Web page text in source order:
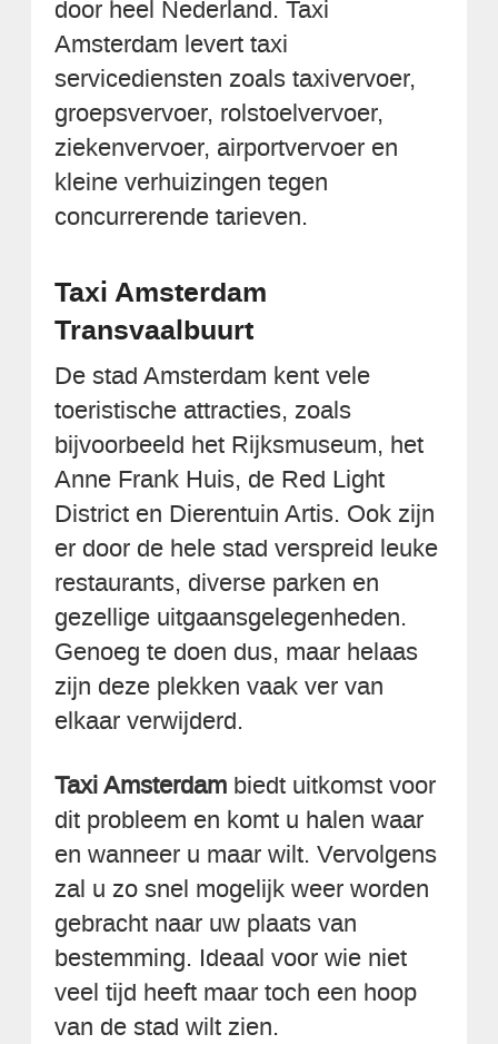
door heel Nederland. Taxi
Amsterdam levert taxi
servicediensten zoals taxivervoer,
groepsvervoer, rolstoelvervoer,
ziekenvervoer, airportvervoer en
kleine verhuizingen tegen
concurrerende tarieven.
Taxi Amsterdam
Transvaalbuurt
De stad Amsterdam kent vele
toeristische attracties, zoals
bijvoorbeeld het Rijksmuseum, het
Anne Frank Huis, de Red Light
District en Dierentuin Artis. Ook zijn
er door de hele stad verspreid leuke
restaurants, diverse parken en
gezellige uitgaansgelegenheden.
Genoeg te doen dus, maar helaas
zijn deze plekken vaak ver van
elkaar verwijderd.
Taxi Amsterdam biedt uitkomst voor
dit probleem en komt u halen waar
en wanneer u maar wilt. Vervolgens
zal u zo snel mogelijk weer worden
gebracht naar uw plaats van
bestemming. Ideaal voor wie niet
veel tijd heeft maar toch een hoop
van de stad wilt zien.